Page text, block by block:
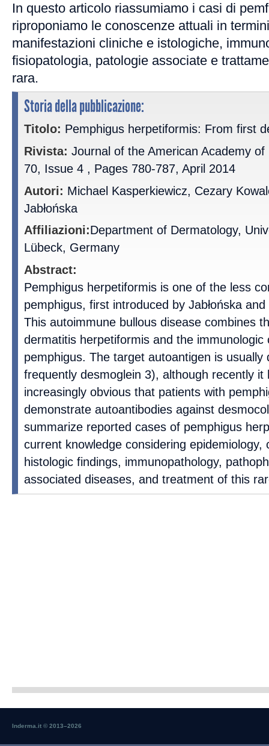
In questo articolo riassumiamo i casi di
riproponiamo le conoscenze attuali in
manifestazioni cliniche e istologiche,
fisiopatologia, patologie associate e
rara.
Storia della pubblicazione:
Titolo: Pemphigus herpetiformis: From first
Rivista: Journal of the American Academy
70, Issue 4 , Pages 780-787, April 2014
Autori: Michael Kasperkiewicz, Cezary
Jabłońska
Affiliazioni:Department of Dermatology,
Lübeck, Germany
Abstract:
Pemphigus herpetiformis is one of the less
pemphigus, first introduced by Jabłońska
This autoimmune bullous disease combines
dermatitis herpetiformis and the immunologic
pemphigus. The target autoantigen is usually
frequently desmoglein 3), although recently it
increasingly obvious that patients with
demonstrate autoantibodies against
summarize reported cases of pemphigus
current knowledge considering epidemiology,
histologic findings, immunopathology,
associated diseases, and treatment of this
Inderma.it © 2013–2026